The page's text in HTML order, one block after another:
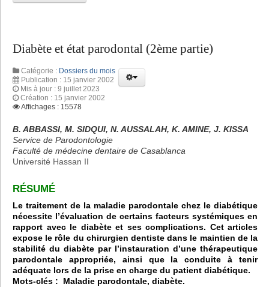
Diabète et état parodontal (2ème partie)
Catégorie : Dossiers du mois
Publication : 15 janvier 2002
Mis à jour : 9 juillet 2023
Création : 15 janvier 2002
Affichages : 15578
B. ABBASSI, M. SIDQUI, N. AUSSALAH, K. AMINE, J. KISSA
Service de Parodontologie
Faculté de médecine dentaire de Casablanca
Université Hassan II
RÉSUMÉ
Le traitement de la maladie parodontale chez le diabétique
nécessite l’évaluation de certains facteurs systémiques en
rapport avec le diabète et ses complications. Cet articles
expose le rôle du chirurgien dentiste dans le maintien de la
stabilité du diabète par l’instauration d’une thérapeutique
parodontale appropriée, ainsi que la conduite à tenir
adéquate lors de la prise en charge du patient diabétique.
Mots-clés : Maladie parodontale, diabète.